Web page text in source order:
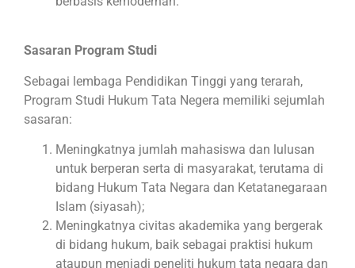
Sasaran Program Studi
Sebagai lembaga Pendidikan Tinggi yang terarah,
Program Studi Hukum Tata Negera memiliki sejumlah
sasaran:
Meningkatnya jumlah mahasiswa dan lulusan
untuk berperan serta di masyarakat, terutama di
bidang Hukum Tata Negara dan Ketatanegaraan
Islam (siyasah);
Meningkatnya civitas akademika yang bergerak
di bidang hukum, baik sebagai praktisi hukum
ataupun menjadi peneliti hukum tata negara dan